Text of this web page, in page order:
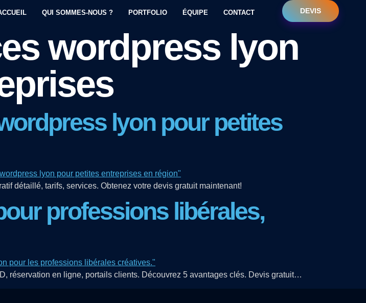
QUI SOMMES-NOUS ? PORTFOLIO ÉQUIPE CONTACT DEVIS
wordpress lyon
lyon pour petites
détaillé, tarifs, services. Obtenez votre devis gratuit maintenant!
professions libérales,
réservation en ligne, portails clients. Découvrez 5 avantages clés. Devis gratuit…